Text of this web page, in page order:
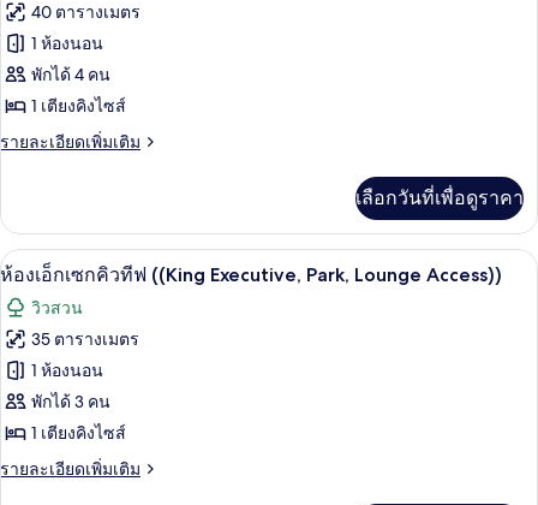
Select,
Park,
Lounge
Access)
ทั้งหมด
ของ
ห้อง
เอ็ก
เซก
ทีฟ
(King
Executive,
Ocean,
Lounge
Access)
40 ตารางเมตร
1 ห้องนอน
พักได้ 4 คน
1 เตียงคิงไซส์
รายละเอียดเพิ่มเติม
ราย
เกี่ยว
กับ
ห้อง
เซก
คิว
ทีฟ
(King
Executive,
Ocean,
Lounge
Access)
เลือกวันที่เพื่อดูราคา
เปิด
ภาพถ่าย
ทั้งหมด
ของ
ห้อง
เอ็ก
เซก
ห้องเอ็กเซกคิวทีฟ ((King Executive,
13
ห้องเอ็กเซกคิวทีฟ ((King Executive, Park, Lounge Access))
วิวสวน
35 ตารางเมตร
1 ห้องนอน
พักได้ 3 คน
1 เตียงคิงไซส์
รายละเอียดเพิ่มเติม
ราย